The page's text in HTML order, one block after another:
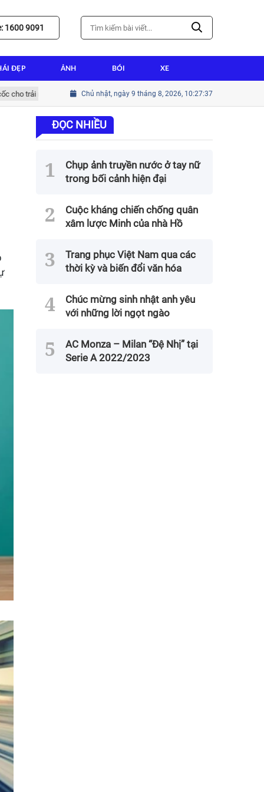
1600 9091
ĐẸP ẢNH BÓI XE
nghiệm lướt web tốt nhất Hướng dẫn cài win tại nhà thành tín
Chủ nhật, ngày 9 tháng 8, 2026, 10:27:39
ĐỌC NHIỀU
Chụp ảnh truyền nước ở tay nữ
trong bối cảnh hiện đại
Cuộc kháng chiến chống quân
xâm lược Minh của nhà Hồ
Trang phục Việt Nam qua các
thời kỳ và biến đổi văn hóa
Chúc mừng sinh nhật anh yêu
với những lời ngọt ngào
AC Monza – Milan “Đệ Nhị” tại
Serie A 2022/2023